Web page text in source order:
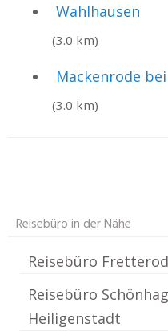
Wahlhausen
(3.0 km)
Mackenrode
(3.0 km)
Reisebüro in der Nähe
Reisebüro
Reisebüro
Heiligenstadt